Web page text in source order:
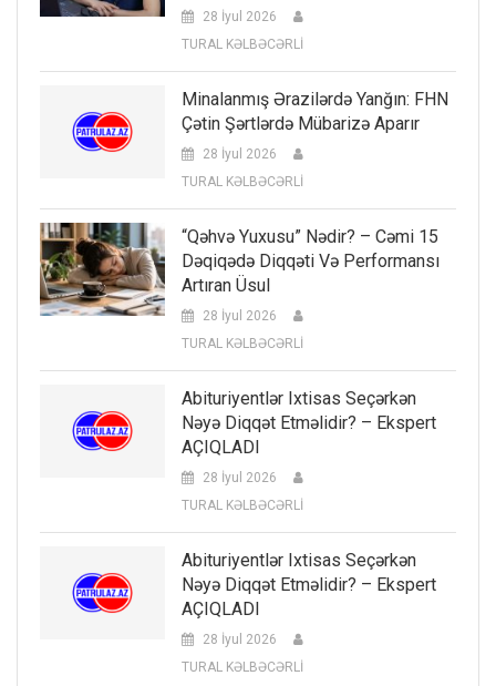
28 İyul 2026
TURAL KƏLBƏCƏRLİ
Minalanmış Ərazilərdə Yanğın: FHN
Çətin Şərtlərdə Mübarizə Aparır
28 İyul 2026
TURAL KƏLBƏCƏRLİ
“Qəhvə Yuxusu” Nədir? – Cəmi 15
Dəqiqədə Diqqəti Və Performansı
Artıran Üsul
28 İyul 2026
TURAL KƏLBƏCƏRLİ
Abituriyentlər Ixtisas Seçərkən
Nəyə Diqqət Etməlidir? – Ekspert
AÇIQLADI
28 İyul 2026
TURAL KƏLBƏCƏRLİ
Abituriyentlər Ixtisas Seçərkən
Nəyə Diqqət Etməlidir? – Ekspert
AÇIQLADI
28 İyul 2026
TURAL KƏLBƏCƏRLİ